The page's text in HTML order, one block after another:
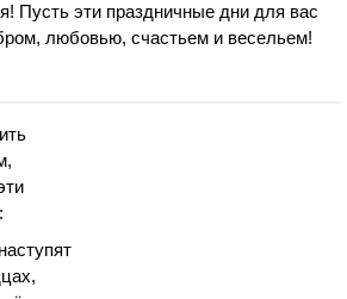
Пусть эти праздничные дни для вас
любовью, счастьем и весельем!